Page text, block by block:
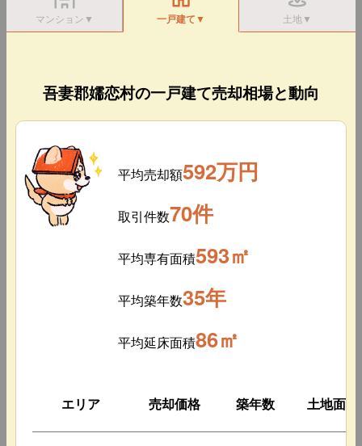
マンション▼ 一戸建て▼ 土地▼
吾妻郡嬬恋村の一戸建て売却相場と動向
平均売却額592万円
取引件数70件
平均専有面積593㎡
平均築年数35年
平均延床面積86㎡
エリア 売却価格 築年数 土地面積